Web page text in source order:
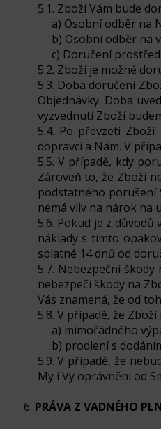
5.1. Zboží Vám bude
a) Osobní odběr na
b) Osobní odběr na
c) Doručení
5.2. Zboží je možné
5.3. Doba doručení
Objednávky. Doba
vyzvednutí Zboží
5.4. Po převzetí
dopravci a Nám. V
5.5. V případě, kdy
Zároveň to, že Zboží
podstatného porušení
nemá vliv na nárok na
5.6. Pokud je z
náklady s tímto
splatné 14 dnů od
5.7. Nebezpeční
nebezpečí škody na
Vás znamená, že od
5.8. V případě, že
a) mimořádného
b) prodlení s
5.9. V případě, že
My i Vy oprávněni od
6. PRÁVA Z VADNÉHO